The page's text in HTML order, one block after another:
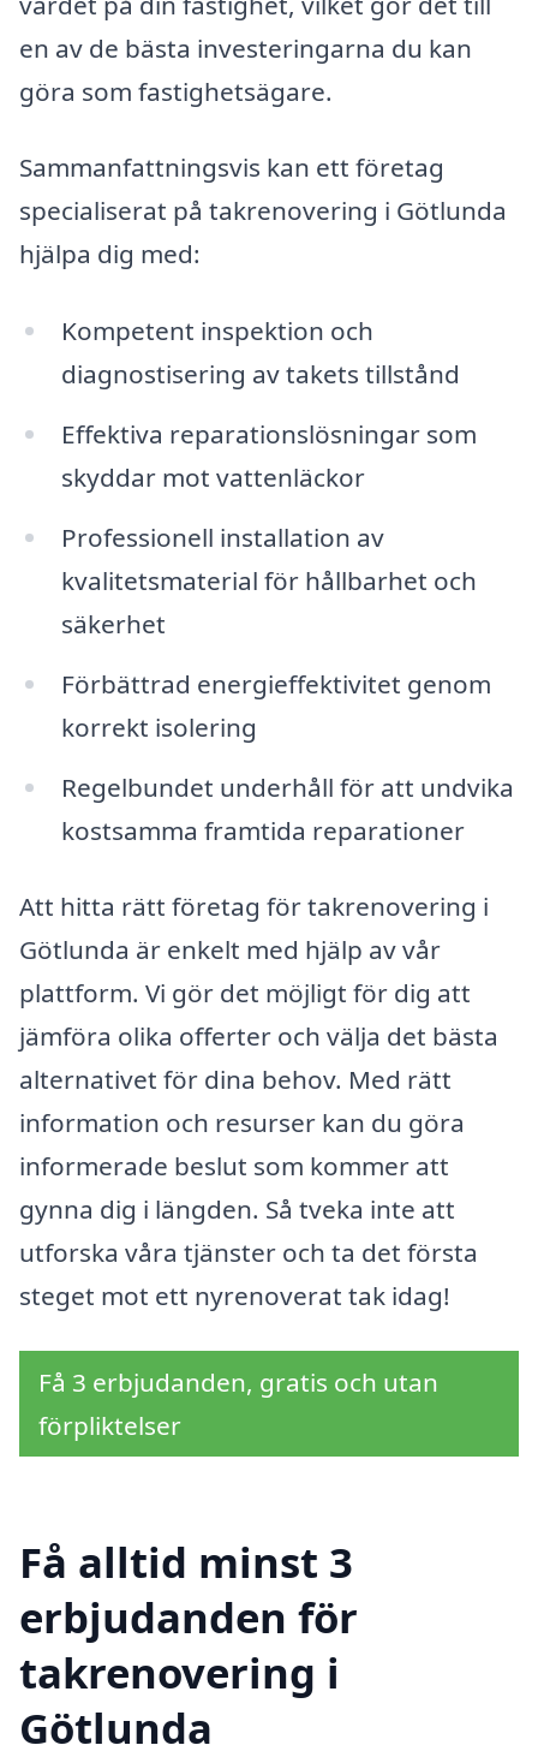
en av de bästa investeringarna du kan
göra som fastighetsägare.
Sammanfattningsvis kan ett företag
specialiserat på takrenovering i Götlunda
hjälpa dig med:
Kompetent inspektion och
diagnostisering av takets tillstånd
Effektiva reparationslösningar som
skyddar mot vattenläckor
Professionell installation av
kvalitetsmaterial för hållbarhet och
säkerhet
Förbättrad energieffektivitet genom
korrekt isolering
Regelbundet underhåll för att undvika
kostsamma framtida reparationer
Att hitta rätt företag för takrenovering i
Götlunda är enkelt med hjälp av vår
plattform. Vi gör det möjligt för dig att
jämföra olika offerter och välja det bästa
alternativet för dina behov. Med rätt
information och resurser kan du göra
informerade beslut som kommer att
gynna dig i längden. Så tveka inte att
utforska våra tjänster och ta det första
steget mot ett nyrenoverat tak idag!
Få 3 erbjudanden, gratis och utan
förpliktelser
Få alltid minst 3
erbjudanden för
takrenovering i
Götlunda